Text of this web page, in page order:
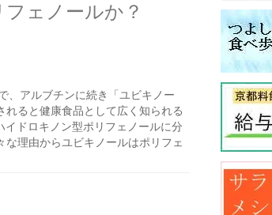
ェノールか？
、アルブチンに続き「ユビキノー
ると健康食品として広く知られる
イドロキノン型ポリフェノールに分
理由からユビキノールはポリフェ